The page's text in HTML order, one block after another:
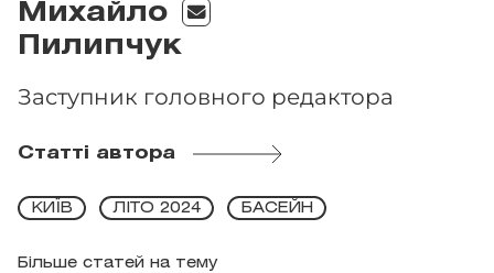
Михайло
Пилипчук
Заступник головного редактора
Статті автора
Більше статей на тему
КИЇВ ЛІТО 2024 БАСЕЙН